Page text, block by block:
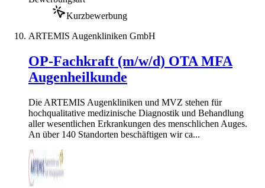
Kurzbewerbung
ARTEMIS Augenkliniken GmbH
OP-Fachkraft (m/w/d) OTA MFA
Augenheilkunde
Die ARTEMIS Augenkliniken und MVZ stehen für
hochqualitative medizinische Diagnostik und Behandlung
aller wesentlichen Erkrankungen des menschlichen Auges.
An über 140 Standorten beschäftigen wir ca...